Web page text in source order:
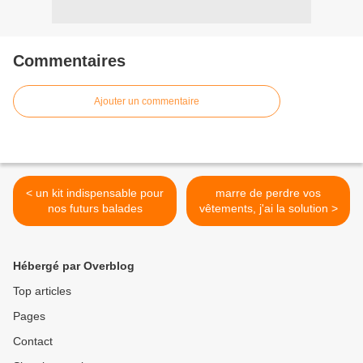
Commentaires
Ajouter un commentaire
< un kit indispensable pour
nos futurs balades
marre de perdre vos
vêtements, j'ai la solution >
Hébergé par Overblog
Top articles
Pages
Contact